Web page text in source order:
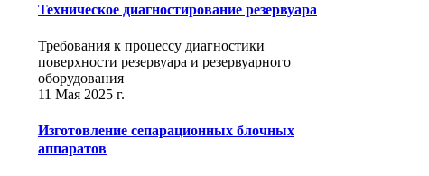
Техническое диагностирование резервуара
Требования к процессу диагностики
поверхности резервуара и резервуарного
оборудования
11 Мая 2025 г.
Изготовление сепарационных блочных
аппаратов